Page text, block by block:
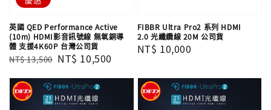
英國 QED Performance Active
(10m) HDMI影音訊號線 無氧銅導
體 支援4K60P 台灣公司貨
Regular
NT$ 13,500 Sale
NT$ 10,500
FIBBR Ultra Pro2 系列 HDMI
2.0 光纖纜線 20M 公司貨
Regular
NT$ 10,000